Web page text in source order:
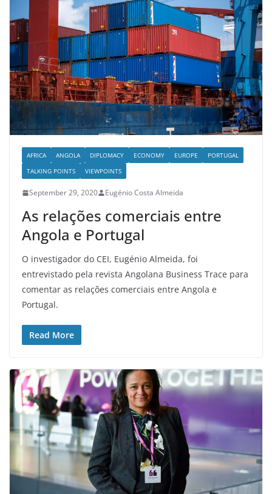
AFRICA ANGOLA DIPLOMACY ECONOMY EUROPE
PORTUGAL
TALKING POINTS
VIEWPOINTS
September 29, 2020 Eugénio Costa Almeida
As relações comerciais entre
Angola e Portugal
O investigador do CEI, Eugénio Almeida, foi
entrevistado pela revista Angolana Business Trace para
comentar as relações comerciais entre Angola e
Portugal.
Read More